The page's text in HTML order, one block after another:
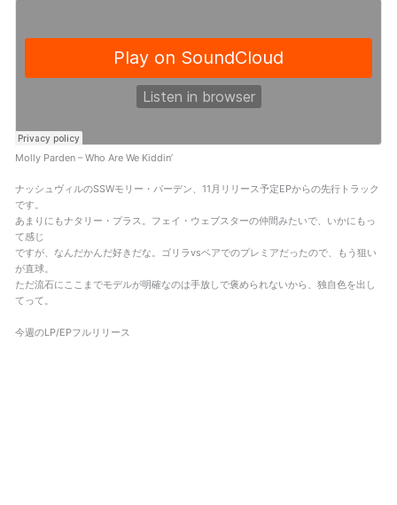
Molly Parden – Who Are We Kiddin’
ナッシュヴィルのSSWモリー・パーデン、11月リリース予定EPからの先行トラック
です。
あまりにもナタリー・プラス。フェイ・ウェブスターの仲間みたいで、いかにもっ
て感じ
ですが、なんだかんだ好きだな。ゴリラvsベアでのプレミアだったので、もう狙い
が直球。
ただ流石にここまでモデルが明確なのは手放しで褒められないから、独自色を出し
てって。
今週のLP/EPフルリリース